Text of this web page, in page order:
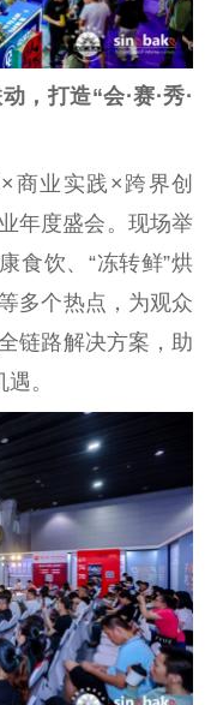
，打造“会·赛·秀·
商业实践×跨界创
年度盛会。现场举
食饮、“冻转鲜”烘
多个热点，为观众
链路解决方案，助
。